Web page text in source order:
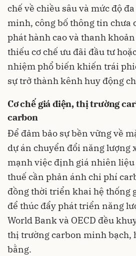
chế về chiều sâu và mức độ
minh, công bố thông tin chưa
phát hành cao và thanh
thiếu cơ chế ưu đãi đầu tư
nhiệm phổ biến khiến trái
sự trở thành kênh huy động
Cơ chế giá điện, thị trường
carbon
Để đảm bảo sự bền vững về
dự án chuyển đổi năng lượng
mạnh việc định giá nhiên liệu
thuế cần phản ánh chi phí
đồng thời triển khai hệ thống
để thúc đẩy phát triển năng
World Bank và OECD đều
thị trường carbon minh bạch,
bằng.